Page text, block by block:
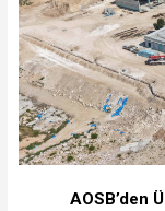
⁠AOSB’den